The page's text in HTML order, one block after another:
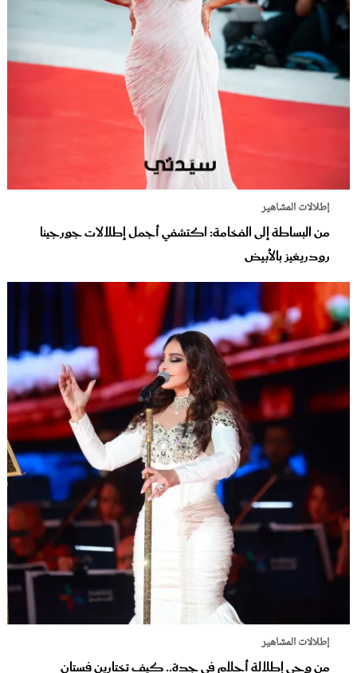
إطلالات المشاهير
من البساطة إلى الفخامة: اكتشفي أجمل إطلالات جورجينا
رودريغيز بالأبيض
إطلالات المشاهير
من وحي إطلالة أحلام في جدة.. كيف تختارين فستان